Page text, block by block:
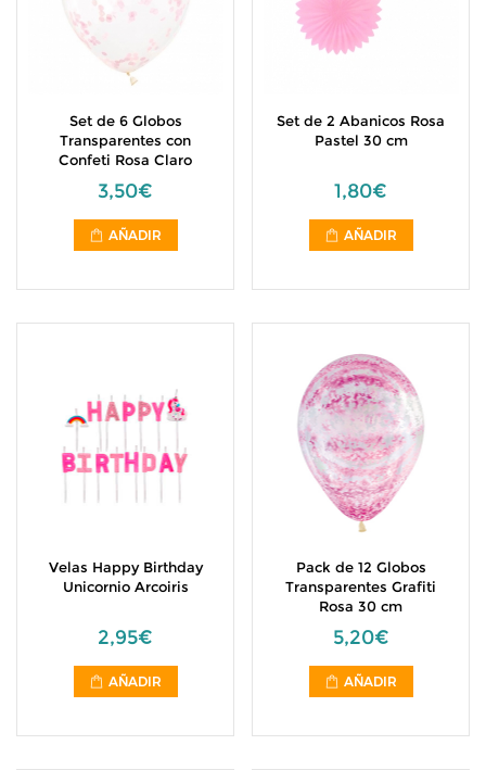
Set de 6 Globos
Transparentes con
Confeti Rosa Claro
3,50€
AÑADIR
Set de 2 Abanicos Rosa
Pastel 30 cm
1,80€
AÑADIR
Velas Happy Birthday
Unicornio Arcoiris
2,95€
AÑADIR
Pack de 12 Globos
Transparentes Grafiti
Rosa 30 cm
5,20€
AÑADIR